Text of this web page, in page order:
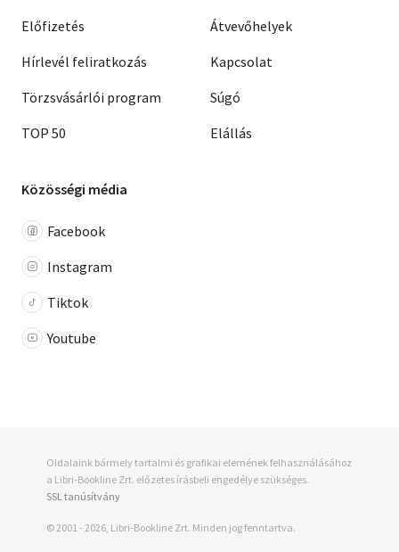
Előfizetés
Hírlevél feliratkozás
Törzsvásárlói program
TOP 50
Átvevőhelyek
Kapcsolat
Súgó
Elállás
Közösségi média
Facebook
Instagram
Tiktok
Youtube
Oldalaink bármely tartalmi és grafikai elemének felhasználásához
a Libri-Bookline Zrt. előzetes írásbeli engedélye szükséges.
SSL tanúsítvány
© 2001 - 2026, Libri-Bookline Zrt. Minden jog fenntartva.